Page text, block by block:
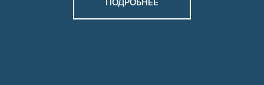
ПОДРОБНЕЕ